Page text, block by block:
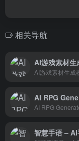
相关导航